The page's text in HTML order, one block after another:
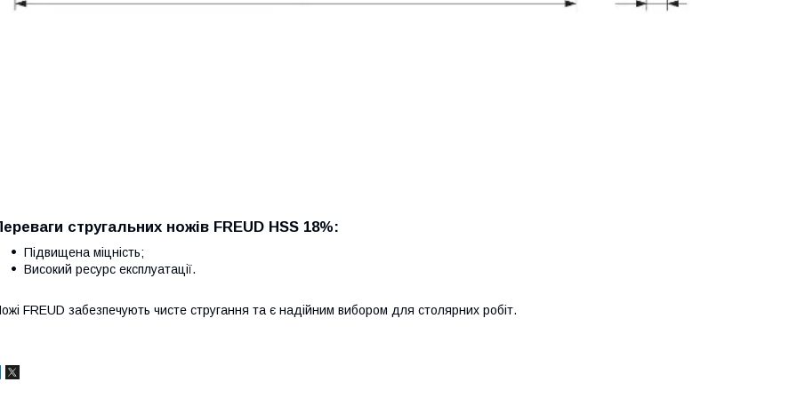
стругальних ножів FREUD HSS 18%:
Підвищена міцність;
Високий ресурс експлуатації.
FREUD забезпечують чисте стругання та є надійним вибором для столярних робіт.